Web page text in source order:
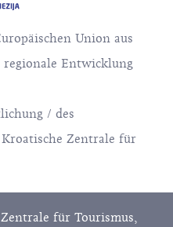
Union aus
regionale Entwicklung
/ des
Zentrale für
für Tourismus,